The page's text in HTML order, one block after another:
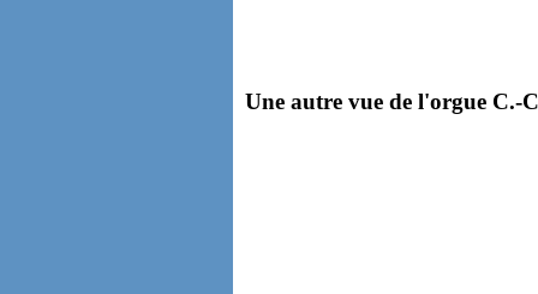
Une autre vue de l'orgue C.-